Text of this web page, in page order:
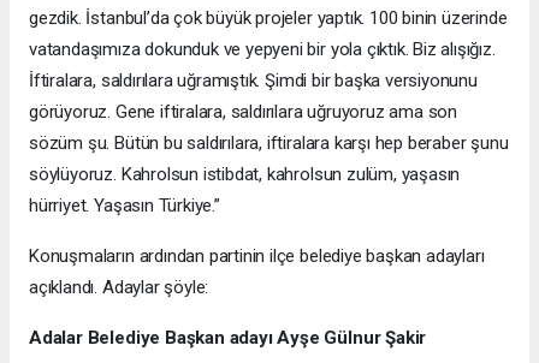
gezdik. İstanbul’da çok büyük projeler yaptık. 100 binin üzerinde
vatandaşımıza dokunduk ve yepyeni bir yola çıktık. Biz alışığız.
İftiralara, saldırılara uğramıştık. Şimdi bir başka versiyonunu
görüyoruz. Gene iftiralara, saldırılara uğruyoruz ama son
sözüm şu. Bütün bu saldırılara, iftiralara karşı hep beraber şunu
söylüyoruz. Kahrolsun istibdat, kahrolsun zulüm, yaşasın
hürriyet. Yaşasın Türkiye.”
Konuşmaların ardından partinin ilçe belediye başkan adayları
açıklandı. Adaylar şöyle:
Adalar Belediye Başkan adayı Ayşe Gülnur Şakir